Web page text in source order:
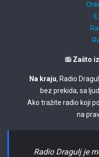
📻 Zašto
Na kraju, Radio
bez prekida, sa
Ako tražite radio koji
na
Radio Dragulj je